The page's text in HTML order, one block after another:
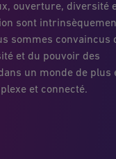
ouverture, diversité
sont
sommes convaincus
et du pouvoir des
un monde de plus
et connecté.